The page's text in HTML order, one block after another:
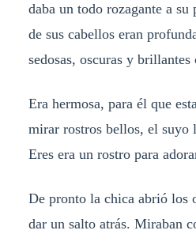
daba un todo rozagante a
de sus cabellos eran
sedosas, oscuras y
Era hermosa, para él que
mirar rostros bellos, el suyo
Eres era un rostro para
De pronto la chica abrió los
dar un salto atrás. Miraban